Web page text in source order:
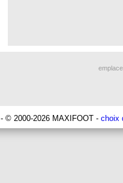
- © 2000-2026 MAXIFOOT - choix